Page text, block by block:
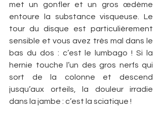
met un gonfler et un gros œdème
entoure la substance visqueuse. Le
tour du disque est particulièrement
sensible et vous avez très mal dans le
bas du dos : c’est le lumbago ! Si la
hernie touche l’un des gros nerfs qui
sort de la colonne et descend
jusqu’aux orteils, la douleur irradie
dans la jambe : c’est la sciatique !